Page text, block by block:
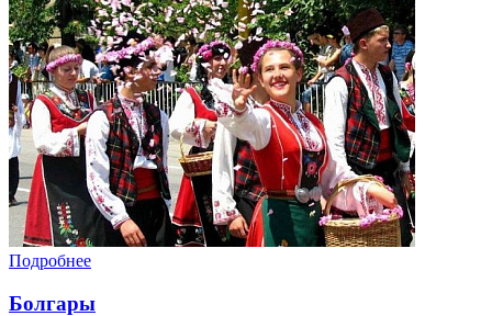
Подробнее
Болгары